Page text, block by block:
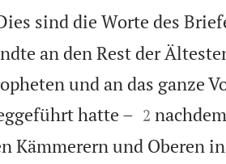
sind die Worte des
an den Rest der
und an das ganze
hatte –
2
Kämmerern und Oberen